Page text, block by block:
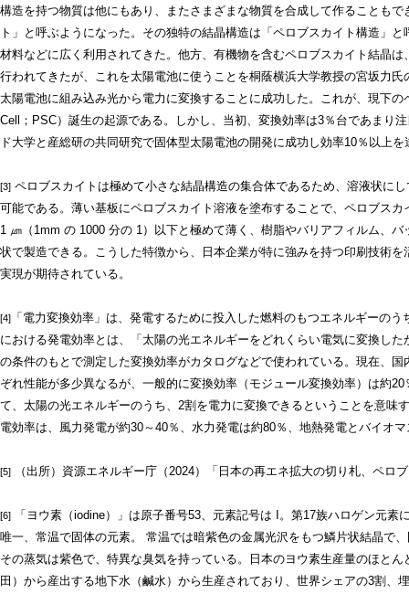
構造を持つ物質は他にもあり、またさまざまな物質を合成して作ることも
ト」と呼ぶようになった。その独特の結晶構造は「ペロブスカイト構造」
材料などに広く利用されてきた。他方、有機物を含むペロブスカイト結晶
行われてきたが、これを太陽電池に使うことを桐蔭横浜大学教授の宮坂力
太陽電池に組み込み光から電力に変換することに成功した。これが、現下
Cell；PSC）誕生の起源である。しかし、当初、変換効率は3％台であまり
ド大学と産総研の共同研究で固体型太陽電池の開発に成功し効率10％以上
[3] ペロブスカイトは極めて小さな結晶構造の集合体であるため、溶液状に
可能である。薄い基板にペロブスカイト溶液を塗布することで、ペロブス
1 ㎛（1mm の 1000 分の 1）以下と極めて薄く、樹脂やバリアフィルム、
状で製造できる。こうした特徴から、日本企業が特に強みを持つ印刷技術
実現が期待されている。
[4]
「電力変換効率」は、発電するために投入した燃料のもつエネルギーの
における発電効率とは、「太陽の光エネルギーをどれくらい電気に変換し
の条件のもとで測定した変換効率がカタログなどで使われている。現在、
ぞれ性能が多少異なるが、一般的に変換効率（モジュール変換効率）は約
て、太陽の光エネルギーのうち、2割を電力に変換できるということを意味
電効率は、風力発電が約30～40％、水力発電は約80％、地熱発電とバイオ
[5] （出所）資源エネルギー庁（2024）「日本の再エネ拡大の切り札、ペロ
[6]
「ヨウ素（iodine）」は原子番号53、元素記号は I。第17族ハロゲン元素
唯一、常温で固体の元素。 常温では暗紫色の金属光沢をもつ鱗片状結晶で
その蒸気は紫色で、特異な臭気を持っている。日本のヨウ素生産量のほと
田）から産出する地下水（鹹水）から生産されており、世界シェアの3割、